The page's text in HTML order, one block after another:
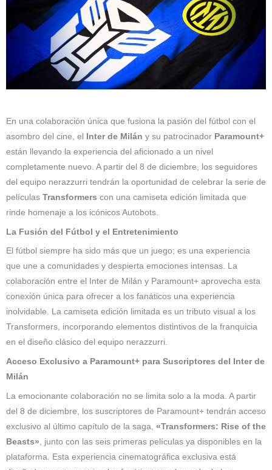
En una colaboración única que fusiona la pasión del fútbol con el
asombro del cine, el Inter de Milán y su patrocinador Paramount+
están llevando la experiencia del aficionado a un nivel
completamente nuevo. A partir del 8 de diciembre, los seguidores
del equipo nerazzurri tendrán la oportunidad de celebrar la serie de
películas Transformers con una camiseta edición limitada que
rinde homenaje a los icónicos Autobots.
La Fusión del Fútbol y el Entretenimiento
El fútbol siempre ha sido más que un juego; es una experiencia
que une a comunidades y despierta emociones intensas. La
colaboración entre el Inter de Milán y Paramount+ aprovecha esta
conexión única para ofrecer a los fanáticos una experiencia
inolvidable. La camiseta edición limitada es un tributo visual a los
Transformers, incorporando elementos distintivos de la franquicia
en el diseño clásico del equipo nerazzurri.
Acceso Exclusivo a Paramount+ para Suscriptores del Inter de
Milán
La emocionante colaboración no se limita solo a la moda. A partir
del 8 de diciembre, los suscriptores de Paramount+ tendrán acceso
exclusivo al último capítulo de la saga, «Transformers: Rise of the
Beasts», junto con las seis primeras películas ya disponibles en la
plataforma. Esta experiencia cinematográfica exclusiva está